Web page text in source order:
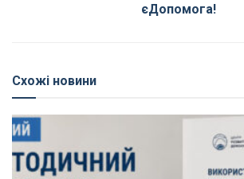
єДопомога!
Схожі новини